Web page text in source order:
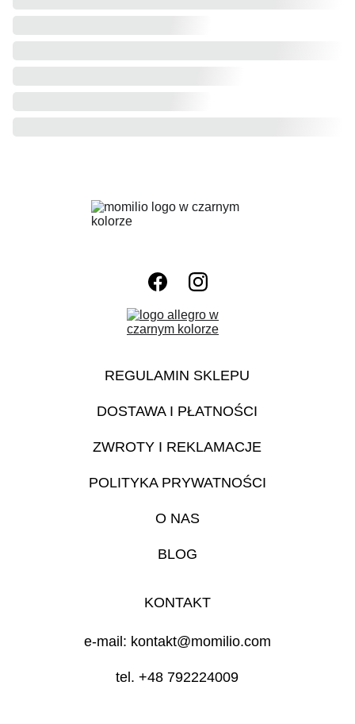
REGULAMIN SKLEPU
POLITYKA PRYWATNOŚCI
ZWROTY I REKLAMACJE
DOSTAWA I PŁATNOŚCI
e-mail: kontakt@momilio.com
tel. +48 792224009
O NAS
BLOG
KONTAKT